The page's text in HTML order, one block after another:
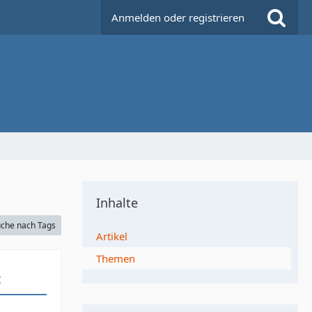
Anmelden oder registrieren
nach Tags
Inhalte
Artikel
Themen